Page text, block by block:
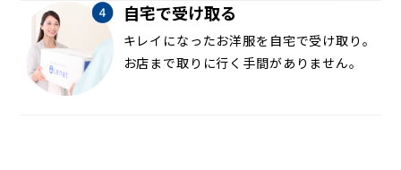
自宅で受け取る
キレイになったお洋服を自宅で受け取り。
お店まで取りに行く手間がありません。